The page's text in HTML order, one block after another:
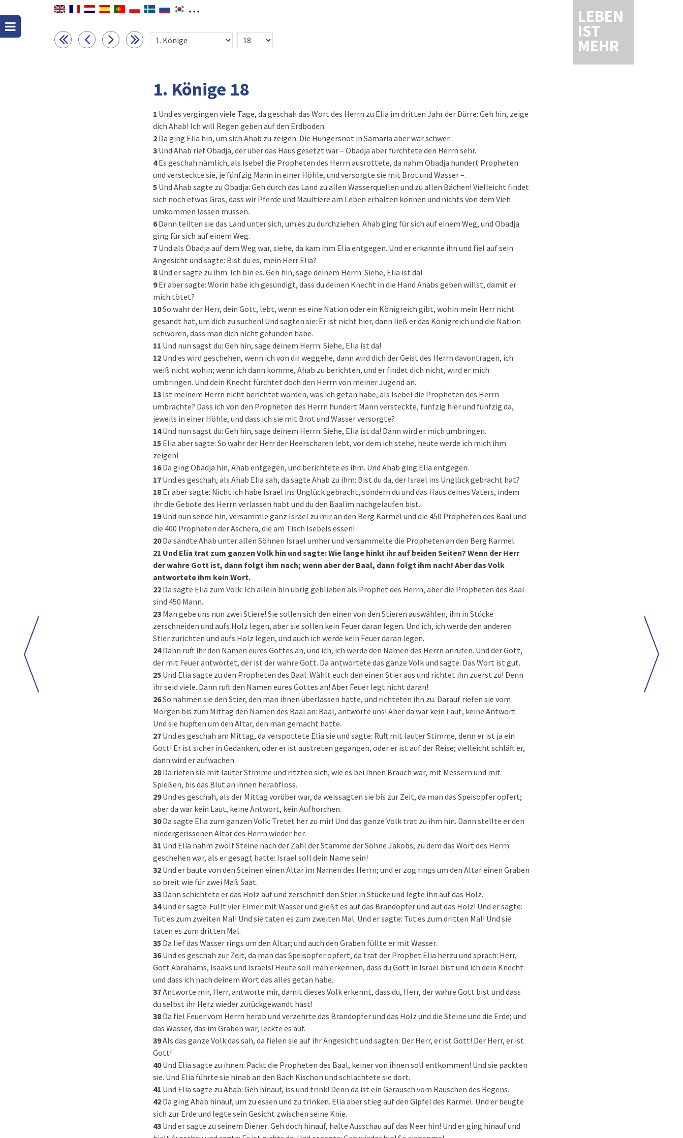
LEBEN
IST
MEHR
1. Könige 18
1 Und es vergingen viele Tage, da geschah das Wort des Herrn zu Elia im dritten Jahr der Dürre: Geh hin, zeige
dich Ahab! Ich will Regen geben auf den Erdboden.
2 Da ging Elia hin, um sich Ahab zu zeigen. Die Hungersnot in Samaria aber war schwer.
3 Und Ahab rief Obadja, der über das Haus gesetzt war – Obadja aber fürchtete den Herrn sehr.
4Es geschah nämlich, als Isebel die Propheten des Herrn ausrottete, da nahm Obadja hundert Propheten
und versteckte sie, je fünfzig Mann in einer Höhle, und versorgte sie mit Brot und Wasser –.
5 Und Ahab sagte zu Obadja: Geh durch das Land zu allen Wasserquellen und zu allen Bächen! Vielleicht findet
sich noch etwas Gras, dass wir Pferde und Maultiere am Leben erhalten können und nichts von dem Vieh
umkommen lassen müssen.
6Dann teilten sie das Land unter sich, um es zu durchziehen. Ahab ging für sich auf einem Weg, und Obadja
ging für sich auf einem Weg.
7 Und als Obadja auf dem Weg war, siehe, da kam ihm Elia entgegen. Und er erkannte ihn und fiel auf sein
Angesicht und sagte: Bist du es, mein Herr Elia?
8 Und er sagte zu ihm: Ich bin es. Geh hin, sage deinem Herrn: Siehe, Elia ist da!
9Er aber sagte: Worin habe ich gesündigt, dass du deinen Knecht in die Hand Ahabs geben willst, damit er
mich tötet?
10So wahr der Herr, dein Gott, lebt, wenn es eine Nation oder ein Königreich gibt, wohin mein Herr nicht
gesandt hat, um dich zu suchen! Und sagten sie: Er ist nicht hier, dann ließ er das Königreich und die Nation
schwören, dass man dich nicht gefunden habe.
11 Und nun sagst du: Geh hin, sage deinem Herrn: Siehe, Elia ist da!
12 Und es wird geschehen, wenn ich von dir weggehe, dann wird dich der Geist des Herrn davontragen, ich
weiß nicht wohin; wenn ich dann komme, Ahab zu berichten, und er findet dich nicht, wird er mich
umbringen. Und dein Knecht fürchtet doch den Herrn von meiner Jugend an.
13 Ist meinem Herrn nicht berichtet worden, was ich getan habe, als Isebel die Propheten des Herrn
umbrachte? Dass ich von den Propheten des Herrn hundert Mann versteckte, fünfzig hier und fünfzig da,
jeweils in einer Höhle, und dass ich sie mit Brot und Wasser versorgte?
14Und nun sagst du: Geh hin, sage deinem Herrn: Siehe, Elia ist da! Dann wird er mich umbringen.
15 Elia aber sagte: So wahr der Herr der Heerscharen lebt, vor dem ich stehe, heute werde ich mich ihm
zeigen!
16Da ging Obadja hin, Ahab entgegen, und berichtete es ihm. Und Ahab ging Elia entgegen.
17 Und es geschah, als Ahab Elia sah, da sagte Ahab zu ihm: Bist du da, der Israel ins Unglück gebracht hat?
18 Er aber sagte: Nicht ich habe Israel ins Unglück gebracht, sondern du und das Haus deines Vaters, indem
ihr die Gebote des Herrn verlassen habt und du den Baalim nachgelaufen bist.
19Und nun sende hin, versammle ganz Israel zu mir an den Berg Karmel und die 450 Propheten des Baal und
die 400 Propheten der Aschera, die am Tisch Isebels essen!
20Da sandte Ahab unter allen Söhnen Israel umher und versammelte die Propheten an den Berg Karmel.
21 Und Elia trat zum ganzen Volk hin und sagte: Wie lange hinkt ihr auf beiden Seiten? Wenn der Herr
der wahre Gott ist, dann folgt ihm nach; wenn aber der Baal, dann folgt ihm nach! Aber das Volk
antwortete ihm kein Wort.
22 Da sagte Elia zum Volk: Ich allein bin übrig geblieben als Prophet des Herrn, aber die Propheten des Baal
sind 450 Mann.
23 Man gebe uns nun zwei Stiere! Sie sollen sich den einen von den Stieren auswählen, ihn in Stücke
zerschneiden und aufs Holz legen, aber sie sollen kein Feuer daran legen. Und ich, ich werde den anderen
Stier zurichten und aufs Holz legen, und auch ich werde kein Feuer daran legen.
24Dann ruft ihr den Namen eures Gottes an, und ich, ich werde den Namen des Herrn anrufen. Und der Gott,
der mit Feuer antwortet, der ist der wahre Gott. Da antwortete das ganze Volk und sagte: Das Wort ist gut.
25 Und Elia sagte zu den Propheten des Baal: Wählt euch den einen Stier aus und richtet ihn zuerst zu! Denn
ihr seid viele. Dann ruft den Namen eures Gottes an! Aber Feuer legt nicht daran!
26So nahmen sie den Stier, den man ihnen überlassen hatte, und richteten ihn zu. Darauf riefen sie vom
Morgen bis zum Mittag den Namen des Baal an: Baal, antworte uns! Aber da war kein Laut, keine Antwort.
Und sie hüpften um den Altar, den man gemacht hatte.
27 Und es geschah am Mittag, da verspottete Elia sie und sagte: Ruft mit lauter Stimme, denn er ist ja ein
Gott! Er ist sicher in Gedanken, oder er ist austreten gegangen, oder er ist auf der Reise; vielleicht schläft er,
dann wird er aufwachen.
28 Da riefen sie mit lauter Stimme und ritzten sich, wie es bei ihnen Brauch war, mit Messern und mit
Spießen, bis das Blut an ihnen herabfloss.
29Und es geschah, als der Mittag vorüber war, da weissagten sie bis zur Zeit, da man das Speisopfer opfert;
aber da war kein Laut, keine Antwort, kein Aufhorchen.
30Da sagte Elia zum ganzen Volk: Tretet her zu mir! Und das ganze Volk trat zu ihm hin. Dann stellte er den
niedergerissenen Altar des Herrn wieder her.
31 Und Elia nahm zwölf Steine nach der Zahl der Stämme der Söhne Jakobs, zu dem das Wort des Herrn
geschehen war, als er gesagt hatte: Israel soll dein Name sein!
32 Und er baute von den Steinen einen Altar im Namen des Herrn; und er zog rings um den Altar einen Graben
so breit wie für zwei Maß Saat.
33 Dann schichtete er das Holz auf und zerschnitt den Stier in Stücke und legte ihn auf das Holz.
34Und er sagte: Füllt vier Eimer mit Wasser und gießt es auf das Brandopfer und auf das Holz! Und er sagte:
Tut es zum zweiten Mal! Und sie taten es zum zweiten Mal. Und er sagte: Tut es zum dritten Mal! Und sie
taten es zum dritten Mal.
35 Da lief das Wasser rings um den Altar; und auch den Graben füllte er mit Wasser.
36Und es geschah zur Zeit, da man das Speisopfer opfert, da trat der Prophet Elia herzu und sprach: Herr,
Gott Abrahams, Isaaks und Israels! Heute soll man erkennen, dass du Gott in Israel bist und ich dein Knecht
und dass ich nach deinem Wort das alles getan habe.
37Antworte mir, Herr, antworte mir, damit dieses Volk erkennt, dass du, Herr, der wahre Gott bist und dass
du selbst ihr Herz wieder zurückgewandt hast!
38 Da fiel Feuer vom Herrn herab und verzehrte das Brandopfer und das Holz und die Steine und die Erde; und
das Wasser, das im Graben war, leckte es auf.
39Als das ganze Volk das sah, da fielen sie auf ihr Angesicht und sagten: Der Herr, er ist Gott! Der Herr, er ist
Gott!
40Und Elia sagte zu ihnen: Packt die Propheten des Baal, keiner von ihnen soll entkommen! Und sie packten
sie. Und Elia führte sie hinab an den Bach Kischon und schlachtete sie dort.
41 Und Elia sagte zu Ahab: Geh hinauf, iss und trink! Denn da ist ein Geräusch vom Rauschen des Regens.
42 Da ging Ahab hinauf, um zu essen und zu trinken. Elia aber stieg auf den Gipfel des Karmel. Und er beugte
sich zur Erde und legte sein Gesicht zwischen seine Knie.
43 Und er sagte zu seinem Diener: Geh doch hinauf, halte Ausschau auf das Meer hin! Und er ging hinauf und